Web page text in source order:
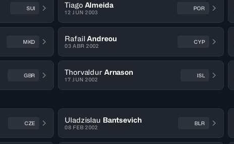
SUI Tiago Almeida
12 JUN 2003
POR
MKD Rafail Andreou
03 ABR 2002
CYP
GBR Thorvaldur Arnason
17 JUN 2002
ISL
CZE Uladzislau Bantsevich
08 FEB 2002
BLR